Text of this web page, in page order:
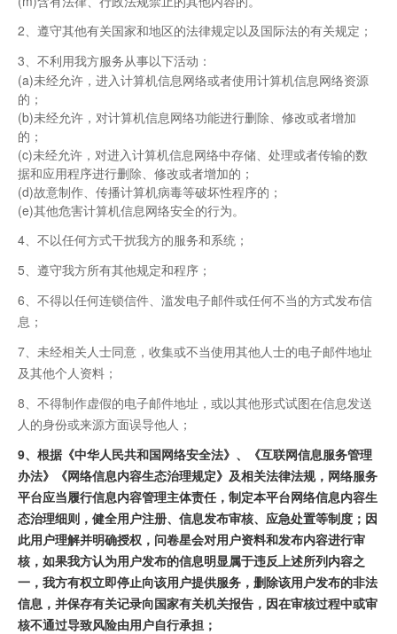
2、遵守其他有关国家和地区的法律规定以及国际法的有关规定；
3、不利用我方服务从事以下活动：
(a)未经允许，进入计算机信息网络或者使用计算机信息网络资源
的；
(b)未经允许，对计算机信息网络功能进行删除、修改或者增加
的；
(c)未经允许，对进入计算机信息网络中存储、处理或者传输的数
据和应用程序进行删除、修改或者增加的；
(d)故意制作、传播计算机病毒等破坏性程序的；
(e)其他危害计算机信息网络安全的行为。
4、不以任何方式干扰我方的服务和系统；
5、遵守我方所有其他规定和程序；
6、不得以任何连锁信件、滥发电子邮件或任何不当的方式发布信
息；
7、未经相关人士同意，收集或不当使用其他人士的电子邮件地址
及其他个人资料；
8、不得制作虚假的电子邮件地址，或以其他形式试图在信息发送
人的身份或来源方面误导他人；
9、根据《中华人民共和国网络安全法》、《互联网信息服务管理
办法》《网络信息内容生态治理规定》及相关法律法规，网络服务
平台应当履行信息内容管理主体责任，制定本平台网络信息内容生
态治理细则，健全用户注册、信息发布审核、应急处置等制度；因
此用户理解并明确授权，问卷星会对用户资料和发布内容进行审
核，如果我方认为用户发布的信息明显属于违反上述所列内容之
一，我方有权立即停止向该用户提供服务，删除该用户发布的非法
信息，并保存有关记录向国家有关机关报告，因在审核过程中或审
核不通过导致风险由用户自行承担；